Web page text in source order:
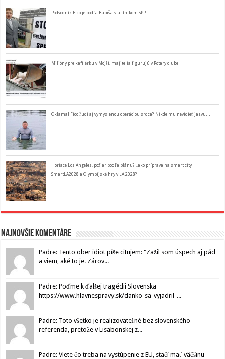
Podvodník Fico je podľa Babiša vlastníkom SPP
Milióny pre kafilérku v Mojši, majitelia figurujú v Rotary clube
Oklamal Fico ľudí aj vymyslenou operáciou srdca? Nikde mu nevidieť jazvu…
Horiace Los Angeles, požiar podľa plánu? ..ako príprava na smart city
SmartLA2028 a Olympijské hry v LA 2028?
Najnovšie komentáre
Padre: Tento ober idiot píše citujem: "Zažil som úspech aj pád
a viem, aké to je. Zárov...
Padre: Poďme k ďalšej tragédii Slovenska
https://www.hlavnespravy.sk/danko-sa-vyjadril-...
Padre: Toto všetko je realizovateľné bez slovenského
referenda, pretože v Lisabonskej z...
Padre: Viete čo treba na vystúpenie z EU, stačí mať väčšinu